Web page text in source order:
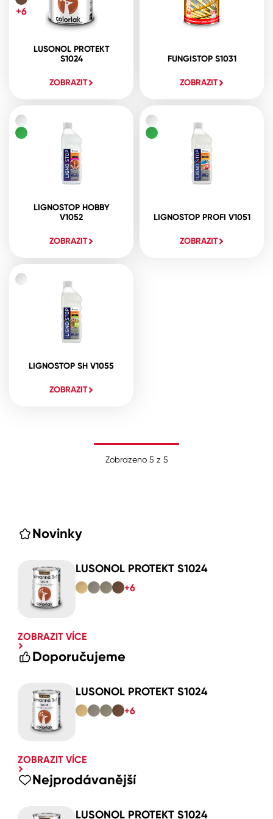
LUSONOL PROTEKT
S1024
ZOBRAZIT
+6
FUNGISTOP S1031
ZOBRAZIT
LIGNOSTOP HOBBY
V1052
ZOBRAZIT
LIGNOSTOP PROFI V1051
ZOBRAZIT
LIGNOSTOP SH V1055
ZOBRAZIT
Zobrazeno 5 z 5
Novinky
LUSONOL PROTEKT S1024
+6
ZOBRAZIT VÍCE
Doporučujeme
LUSONOL PROTEKT S1024
+6
ZOBRAZIT VÍCE
Nejprodávanější
LUSONOL PROTEKT S1024